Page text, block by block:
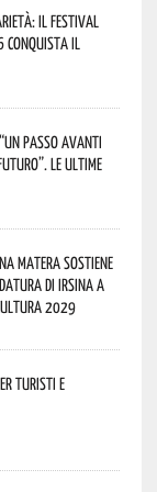
il Festival
conquista il
passo avanti
Le ultime
Matera sostiene
di Irsina a
2029
turisti e